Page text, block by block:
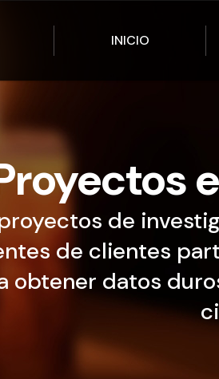
INICIO
de
de clientes
obtener datos